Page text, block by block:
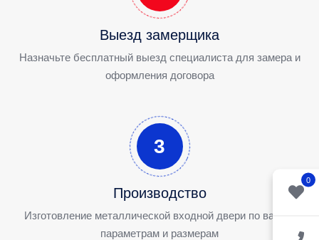
0
Выезд замерщика
Назначьте бесплатный выезд специалиста для замера и
оформления договора
3
Производство
Изготовление металлической входной двери по вашим
параметрам и размерам